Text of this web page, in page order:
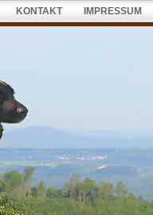
KONTAKT IMPRESSUM